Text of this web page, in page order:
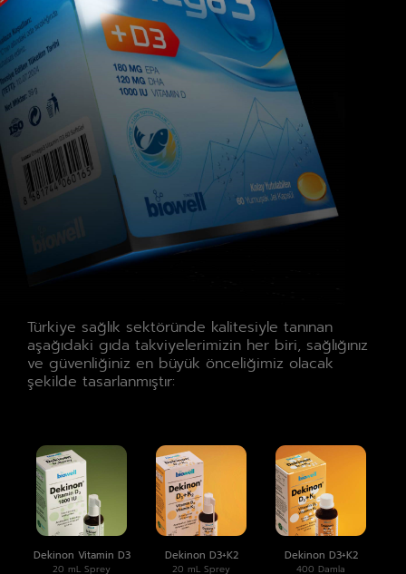
Türkiye sağlık sektöründe kalitesiyle tanınan
aşağıdaki gıda takviyelerimizin her biri, sağlığınız
ve güvenliğiniz en büyük önceliğimiz olacak
şekilde tasarlanmıştır:
Dekinon Vitamin D3
20 mL Sprey
Dekinon D3+K2
20 mL Sprey
Dekinon D3+K2
400 Damla